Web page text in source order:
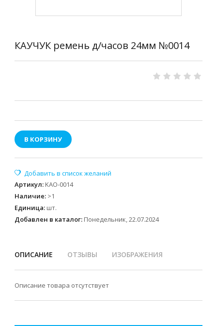
КАУЧУК ремень д/часов 24мм №0014
В КОРЗИНУ
Артикул: KAO-0014
Наличие: >1
Единица: шт.
Добавлен в каталог: Понедельник, 22.07.2024
ОПИСАНИЕ ОТЗЫВЫ ИЗОБРАЖЕНИЯ
Описание товара отсутствует